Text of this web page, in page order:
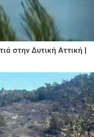
στην Δυτική Αττική |